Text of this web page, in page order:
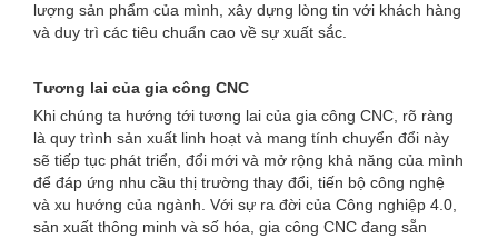
lượng sản phẩm của mình, xây dựng lòng tin với khách hàng
và duy trì các tiêu chuẩn cao về sự xuất sắc.
Tương lai của gia công CNC
Khi chúng ta hướng tới tương lai của gia công CNC, rõ ràng
là quy trình sản xuất linh hoạt và mang tính chuyển đổi này
sẽ tiếp tục phát triển, đổi mới và mở rộng khả năng của mình
để đáp ứng nhu cầu thị trường thay đổi, tiến bộ công nghệ
và xu hướng của ngành. Với sự ra đời của Công nghiệp 4.0,
sản xuất thông minh và số hóa, gia công CNC đang sẵn